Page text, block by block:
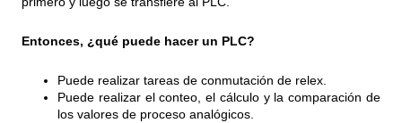
Entonces, ¿qué puede hacer un PLC?
Puede realizar tareas de conmutación de relex.
Puede realizar el conteo, el cálculo y la comparación de
los valores de proceso analógicos.